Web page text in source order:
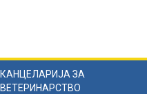
КАНЦЕЛАРИЈА ЗА
ВЕТЕРИНАРСТВО